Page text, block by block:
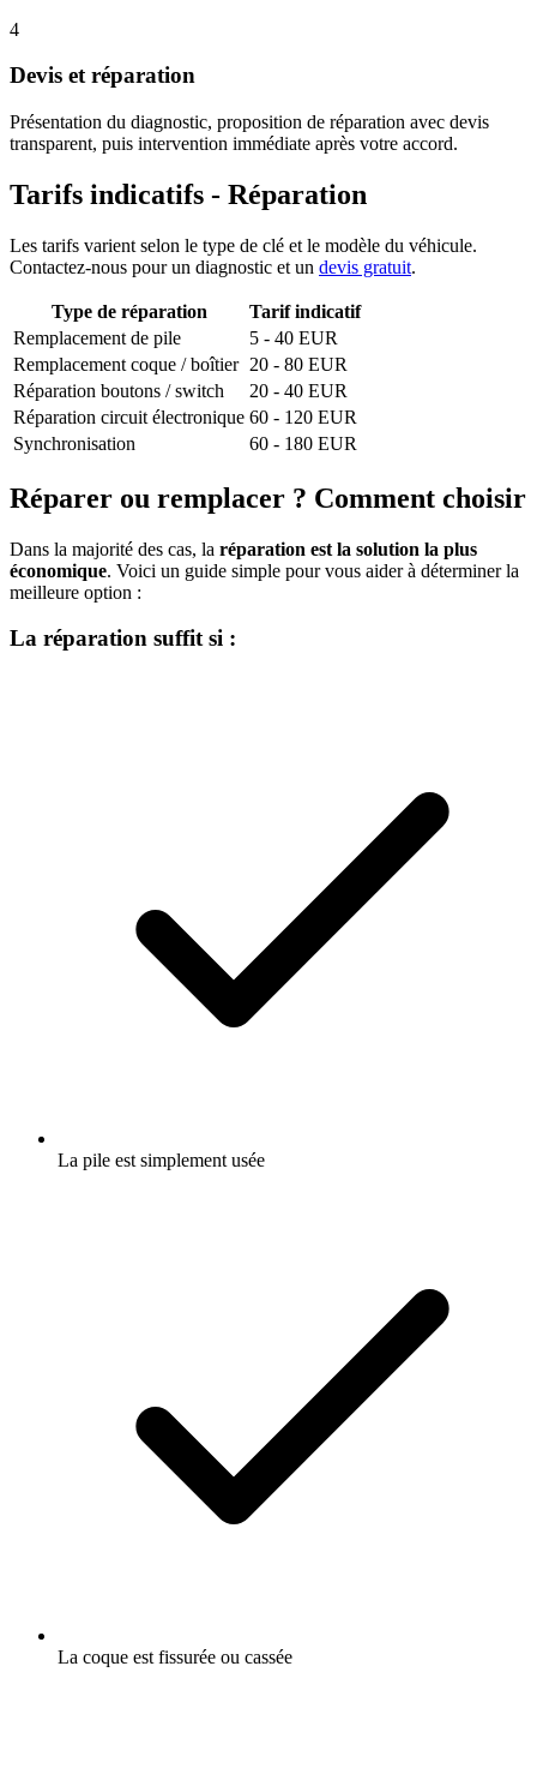
4
Devis et réparation
Présentation du diagnostic, proposition de réparation avec devis
transparent, puis intervention immédiate après votre accord.
Tarifs indicatifs - Réparation
Les tarifs varient selon le type de clé et le modèle du véhicule.
Contactez-nous pour un diagnostic et un devis gratuit.
Type de réparation
Tarif indicatif
Remplacement de pile
5 - 40 EUR
Remplacement coque / boîtier 20 - 80 EUR
Réparation boutons / switch
20 - 40 EUR
Réparation circuit électronique 60 - 120 EUR
Synchronisation
60 - 180 EUR
Réparer ou remplacer ? Comment choisir
Dans la majorité des cas, la réparation est la solution la plus
économique. Voici un guide simple pour vous aider à déterminer la
meilleure option :
La réparation suffit si :
La pile est simplement usée
La coque est fissurée ou cassée